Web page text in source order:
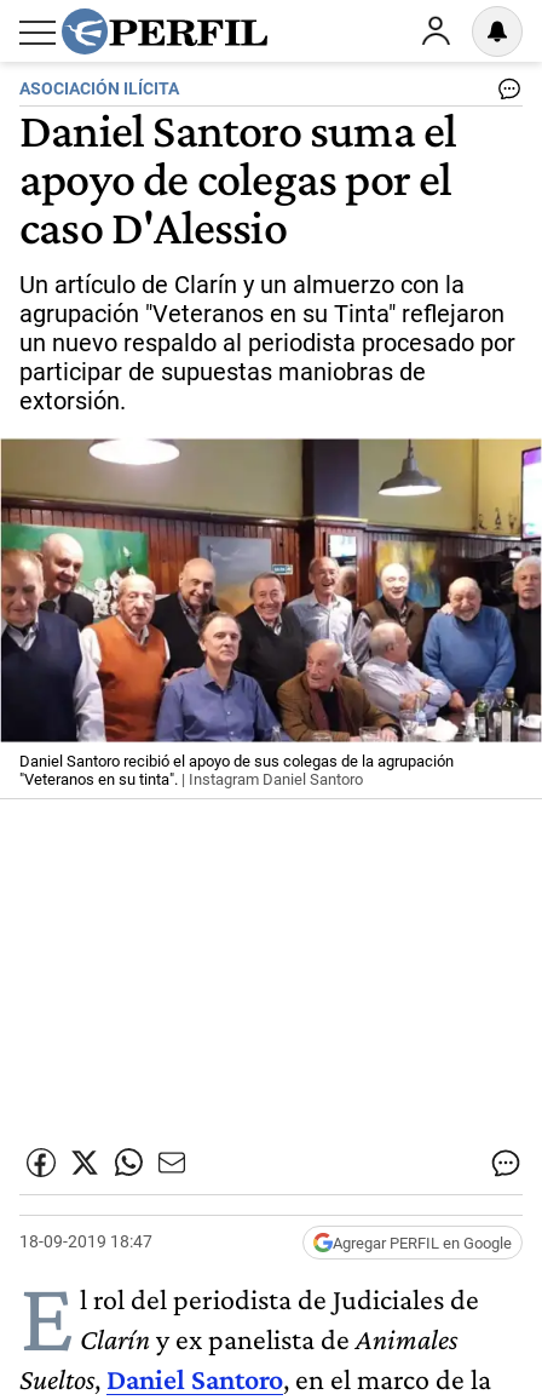
ASOCIACIÓN ILÍCITA
Daniel Santoro suma el
apoyo de colegas por el
caso D'Alessio
Un artículo de Clarín y un almuerzo con la
agrupación "Veteranos en su Tinta" reflejaron
un nuevo respaldo al periodista procesado por
participar de supuestas maniobras de
extorsión.
Daniel Santoro recibió el apoyo de sus colegas de la agrupación
"Veteranos en su tinta". | Instagram Daniel Santoro
18-09-2019 18:47 Agregar PERFIL en Google
E l rol del periodista de Judiciales de
Claríny ex panelista de Animales
Sueltos, Daniel Santoro, en el marco de la